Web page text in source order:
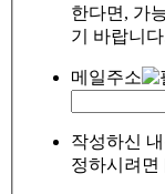
한다면, 가
기 바랍니
메일주소
작성하신
정하시려면